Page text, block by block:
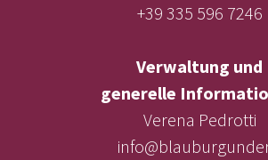
+39 335 596 7246
Verwaltung und
generelle
Verena Pedrotti